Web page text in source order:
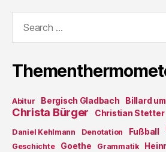
Abitur Bergisch Gladbach Billard
Christa Bürger Christian Stetter
Daniel Kehlmann Denotation Fußball
Geschichte Goethe Grammatik